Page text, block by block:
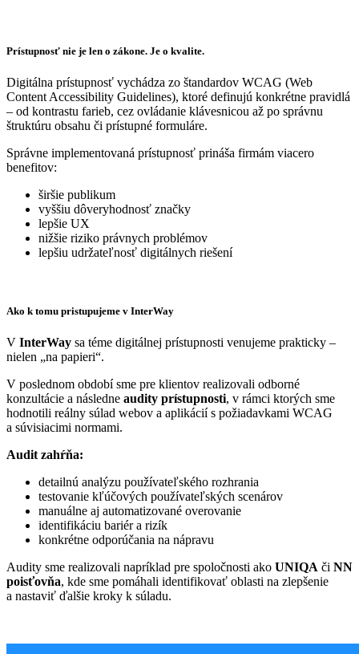
Prístupnosť nie je len o zákone. Je o kvalite.
Digitálna prístupnosť vychádza zo štandardov WCAG (Web
Content Accessibility Guidelines), ktoré definujú konkrétne pravidlá
– od kontrastu farieb, cez ovládanie klávesnicou až po správnu
štruktúru obsahu či prístupné formuláre.
Správne implementovaná prístupnosť prináša firmám viacero
benefitov:
širšie publikum
vyššiu dôveryhodnosť značky
lepšie UX
nižšie riziko právnych problémov
lepšiu udržateľnosť digitálnych riešení
Ako k tomu pristupujeme v InterWay
V InterWay sa téme digitálnej prístupnosti venujeme prakticky –
nielen „na papieri“.
V poslednom období sme pre klientov realizovali odborné
konzultácie a následne audity prístupnosti, v rámci ktorých sme
hodnotili reálny súlad webov a aplikácií s požiadavkami WCAG
a súvisiacimi normami.
Audit zahŕňa:
detailnú analýzu používateľského rozhrania
testovanie kľúčových používateľských scenárov
manuálne aj automatizované overovanie
identifikáciu bariér a rizík
konkrétne odporúčania na nápravu
Audity sme realizovali napríklad pre spoločnosti ako UNIQA či NN
poisťovňa, kde sme pomáhali identifikovať oblasti na zlepšenie
a nastaviť ďalšie kroky k súladu.